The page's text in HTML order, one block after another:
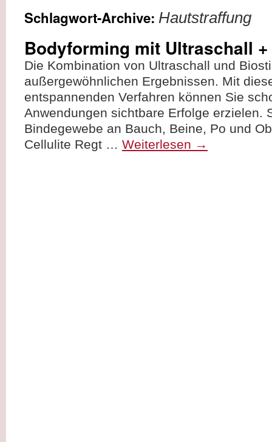
Schlagwort-Archive: Hautstraffung
Bodyforming mit Ultraschall
Die Kombination von Ultraschall und
außergewöhnlichen Ergebnissen. Mit
entspannenden Verfahren können Sie
Anwendungen sichtbare Erfolge erzielen.
Bindegewebe an Bauch, Beine, Po und
Cellulite Regt … Weiterlesen →